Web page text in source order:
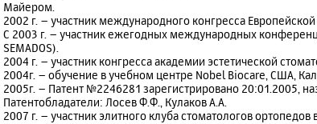
Майером.
2002 г. – участник международного конгресса
С 2003 г. – участник ежегодных международных
SEMADOS).
2004 г. – участник конгресса академии эстетической
2004г. – обучение в учебном центре Nobel Biocare, США,
2005г. – Патент №2246281 зарегистрировано 20:01.2005,
Патентобладатели: Лосев Ф.Ф., Кулаков А.А.
2007 г. – участник элитного клуба стоматологов ортопедов